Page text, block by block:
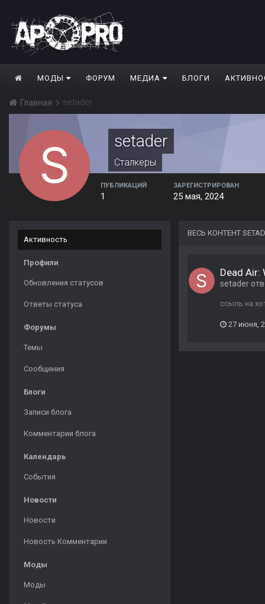
МОДЫ ФОРУМ МЕДИА БЛОГИ
Главная setader
setader
Сталкеры
ПУБЛИКАЦИЙ
1
ЗАРЕГИСТРИРОВАН
25 мая, 2024
Активность
Профили
Обновления статусов
Ответы статуса
Форумы
Темы
Сообщения
Блоги
Записи блога
Комментарии блога
Календарь
События
Новости
Новости
Новость Комментарии
Моды
Моды
ВЕСЬ КОНТЕНТ
Dead Air:
setader
ссыль на
27 июня,